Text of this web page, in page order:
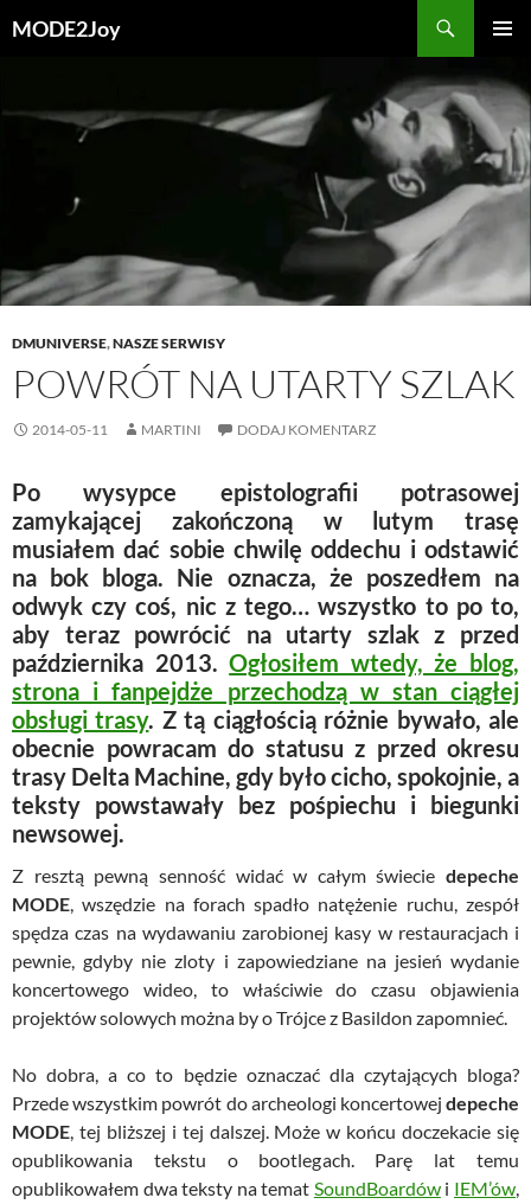
doMODE2Joy
DMUNIVERSE,NASZE SERWISY
POWRÓT NA UTARTY SZLAK
2014-05-11 MARTINI DODAJ KOMENTARZ
Po wysypce epistolografii potrasowej
zamykającej zakończoną w lutym trasę
musiałem dać sobie chwilę oddechu i odstawić
na bok bloga. Nie oznacza, że poszedłem na
odwyk czy coś, nic z tego… wszystko to po to,
aby teraz powrócić na utarty szlak z przed
października 2013.Ogłosiłem wtedy, że blog,
strona i fanpejdże przechodzą w stan ciągłej
obsługi trasy. Z tą ciągłością różnie bywało, ale
obecnie powracam do statusu z przed okresu
trasy Delta Machine, gdy było cicho, spokojnie, a
teksty powstawały bez pośpiechu i biegunki
newsowej.
Z resztą pewną senność widać w całym świecie depeche
MODE, wszędzie na forach spadło natężenie ruchu, zespół
spędza czas na wydawaniu zarobionej kasy w restauracjach i
pewnie, gdyby nie zloty i zapowiedziane na jesień wydanie
koncertowego wideo, to właściwie do czasu objawienia
projektów solowych można by o Trójce z Basildon zapomnieć.
No dobra, a co to będzie oznaczać dla czytających bloga?
Przede wszystkim powrót do archeologi koncertowej depeche
MODE, tej bliższej i tej dalszej. Może w końcu doczekacie się
opublikowania tekstu o bootlegach. Parę lat temu
opublikowałem dwa teksty na temat SoundBoardówi IEM’ów,